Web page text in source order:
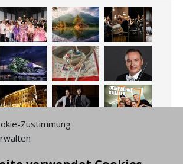
Zustimmung